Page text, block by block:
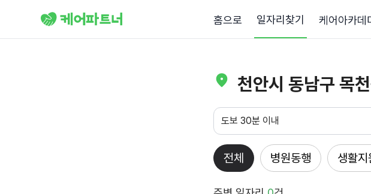
홈으로 일자리찾기 케어아카데
천안시 동남구 목
도보 30분 이내
전체 병원동행 생활